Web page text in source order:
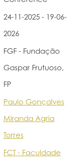
24-11-2025 - 19-06-
2026
FGF - Fundação
Gaspar Frutuoso,
FP
Paulo Gonçalves
Miranda Agria
Torres
FCT - Faculdade